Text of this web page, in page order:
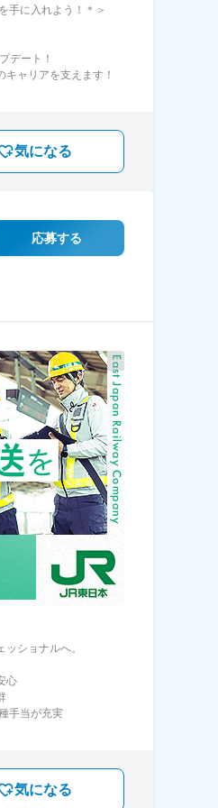
手に入れよう！＊＞
デート！
ャリアを支えます！
気になる
応募する
ショナルへ。
心
手当が充実
気になる